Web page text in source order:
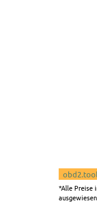
*Alle Preise